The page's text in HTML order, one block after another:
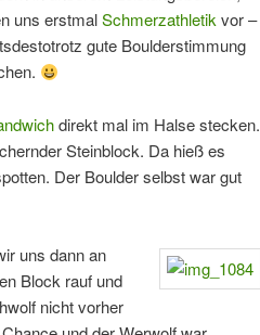
uns erstmalSchmerzathletikvor –
gute Boulderstimmung
direkt mal im Halse stecken.
Steinblock. Da hieß es
Der Boulder selbst war gut
uns dann an
Block rauf und
nicht vorher